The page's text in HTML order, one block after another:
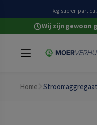
Heldere all-in prijzenRegistreren
Wij zijn gewoon
Home